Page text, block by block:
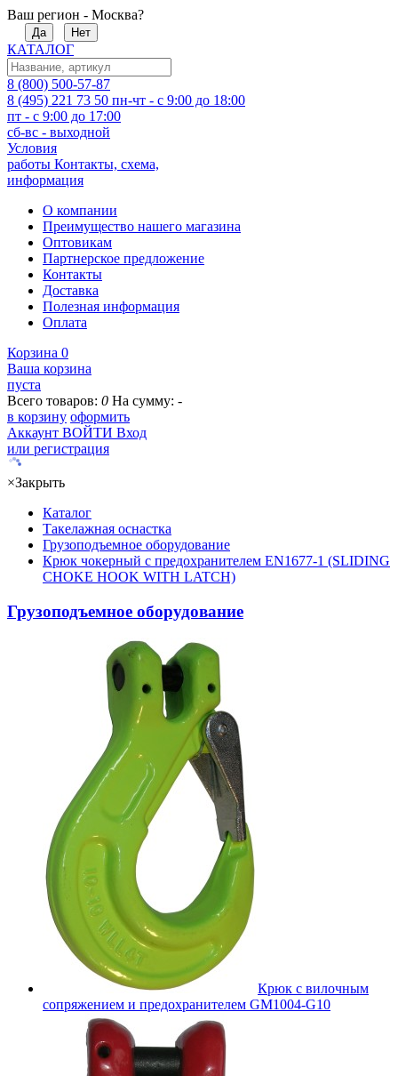
Ваш регион - Москва?
Да Нет
КАТАЛОГ
8 (800) 500-57-87
8 (495) 221 73 50 пн-чт - с 9:00 до 18:00
пт - с 9:00 до 17:00
сб-вс - выходной
Условия
работы Контакты, схема,
информация
О компании
Преимущество нашего магазина
Оптовикам
Партнерское предложение
Контакты
Доставка
Полезная информация
Оплата
Корзина 0
Ваша корзина
пуста
Всего товаров: 0 На сумму: -
в корзину оформить
Аккаунт ВОЙТИ Вход
или регистрация
×Закрыть
Каталог
Такелажная оснастка
Грузоподъемное оборудование
Крюк чокерный с предохранителем EN1677-1 (SLIDING
CHOKE HOOK WITH LATCH)
Грузоподъемное оборудование
Крюк с вилочным
сопряжением и предохранителем GM1004-G10